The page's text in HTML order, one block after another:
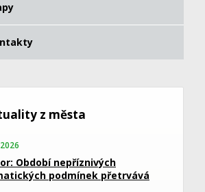
z města
Období nepříznivých
podmínek přetrvává